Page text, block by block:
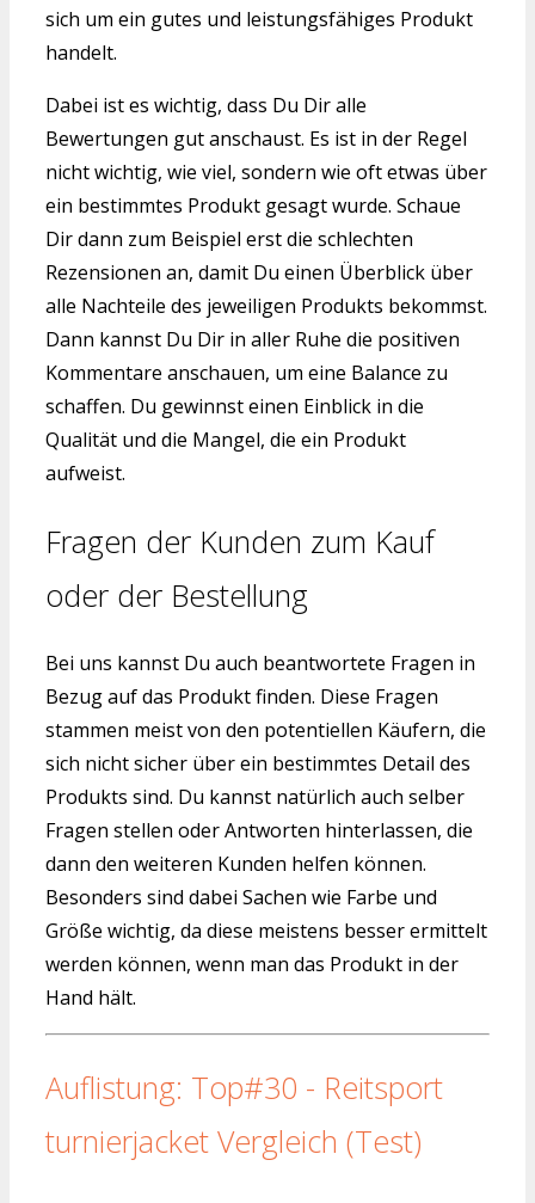
sich um ein gutes und leistungsfähiges Produkt
handelt.
Dabei ist es wichtig, dass Du Dir alle
Bewertungen gut anschaust. Es ist in der Regel
nicht wichtig, wie viel, sondern wie oft etwas über
ein bestimmtes Produkt gesagt wurde. Schaue
Dir dann zum Beispiel erst die schlechten
Rezensionen an, damit Du einen Überblick über
alle Nachteile des jeweiligen Produkts bekommst.
Dann kannst Du Dir in aller Ruhe die positiven
Kommentare anschauen, um eine Balance zu
schaffen. Du gewinnst einen Einblick in die
Qualität und die Mangel, die ein Produkt
aufweist.
Fragen der Kunden zum Kauf
oder der Bestellung
Bei uns kannst Du auch beantwortete Fragen in
Bezug auf das Produkt finden. Diese Fragen
stammen meist von den potentiellen Käufern, die
sich nicht sicher über ein bestimmtes Detail des
Produkts sind. Du kannst natürlich auch selber
Fragen stellen oder Antworten hinterlassen, die
dann den weiteren Kunden helfen können.
Besonders sind dabei Sachen wie Farbe und
Größe wichtig, da diese meistens besser ermittelt
werden können, wenn man das Produkt in der
Hand hält.
Auflistung: Top#30 - Reitsport
turnierjacket Vergleich (Test)